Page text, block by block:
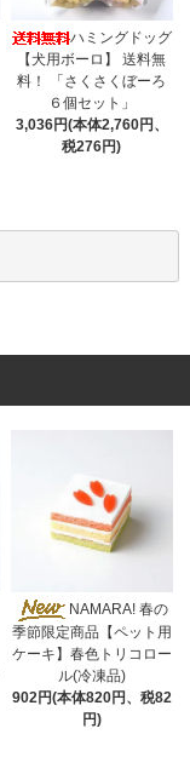
ハミングドッグ
【犬用ボーロ】 送料無
料！ 「さくさくぼーろ
６個セット」
3,036円(本体2,760円、
税276円)
NAMARA! 春の
季節限定商品【ペット用
ケーキ】春色トリコロー
ル(冷凍品)
902円(本体820円、税82
円)